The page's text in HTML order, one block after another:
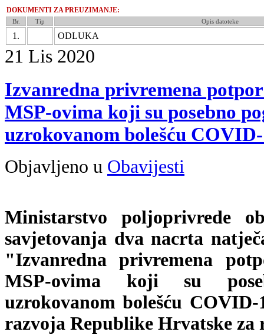
DOKUMENTI ZA PREUZIMANJE:
Br. Tip Opis datoteke
1. ODLUKA
21 Lis 2020
Izvanredna privremena
MSP-ovima koji su posebno
uzrokovanom bolešću
Objavljeno u Obavijesti
Ministarstvo poljoprivrede
savjetovanja dva nacrta
"Izvanredna privremena
MSP-ovima koji su
uzrokovanom bolešću
razvoja Republike Hrvatske za